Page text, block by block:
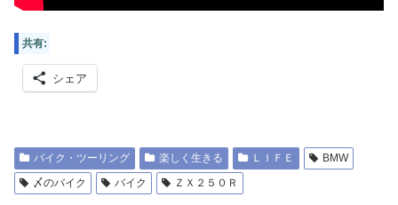
共有:
シェア
バイク・ツーリング 楽しく生きる ＬＩＦＥ
BMW
〆のバイク
バイク ＺＸ２５０Ｒ